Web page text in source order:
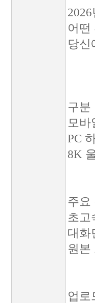
어떤
당신
구분
모
PC
8K
주요
초고
대화
원본
업로